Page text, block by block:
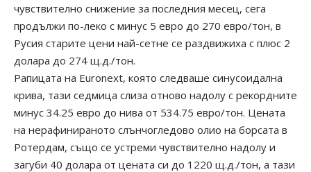
чувствително снижение за последния месец, сега
продължи по-леко с минус 5 евро до 270 евро/тон, в
Русия старите цени най-сетне се раздвижиха с плюс 2
долара до 274 щ.д./тон.
Рапицата на Euronext, която следваше синусоидална
крива, тази седмица слиза отново надолу с рекордните
минус 34.25 евро до нива от 534.75 евро/тон. Цената
на нерафинираното слънчогледово олио на борсата в
Ротердам, също се устреми чувствително надолу и
загуби 40 долара от цената си до 1220 щ.д./тон, а тази